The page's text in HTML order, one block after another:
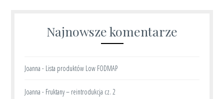
Najnowsze komentarze
Joanna - Lista produktów Low FODMAP
Joanna - Fruktany – reintrodukcja cz. 2